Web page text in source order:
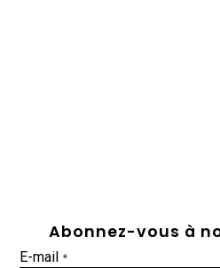
Abonnez-vous à
E-mail*